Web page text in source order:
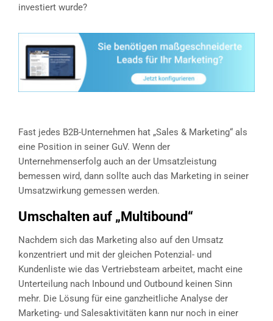
investiert wurde?
Fast jedes B2B-Unternehmen hat „Sales & Marketing“ als
eine Position in seiner GuV. Wenn der
Unternehmenserfolg auch an der Umsatzleistung
bemessen wird, dann sollte auch das Marketing in seiner
Umsatzwirkung gemessen werden.
Umschalten auf „Multibound“
Nachdem sich das Marketing also auf den Umsatz
konzentriert und mit der gleichen Potenzial- und
Kundenliste wie das Vertriebsteam arbeitet, macht eine
Unterteilung nach Inbound und Outbound keinen Sinn
mehr. Die Lösung für eine ganzheitliche Analyse der
Marketing- und Salesaktivitäten kann nur noch in einer